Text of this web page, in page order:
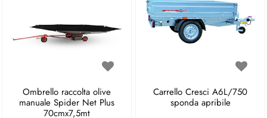
Ombrello raccolta olive
manuale Spider Net Plus
70cmx7,5mt
Carrello Cresci A6L/750
sponda apribile